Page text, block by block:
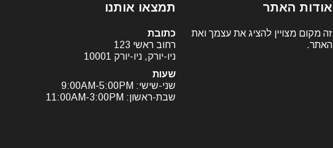
אודות האתר
זה מקום מצויין להציג את עצמך ואת
האתר.
תמצאו אותנו
כתובת
רחוב ראשי 123
ניו-יורק, ניו-יורק 10001
שעות
שני-שישי: 9:00AM-5:00PM
שבת-ראשון: 11:00AM-3:00PM